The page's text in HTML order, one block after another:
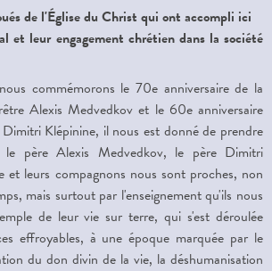
de l'Église du Christ qui ont accompli ici
et leur engagement chrétien dans la société
commémorons le 70e anniversaire de la
Alexis Medvedkov et le 60e anniversaire
Klépinine, il nous est donné de prendre
le père Alexis Medvedkov, le père Dimitri
et leurs compagnons nous sont proches, non
mais surtout par l'enseignement qu'ils nous
de leur vie sur terre, qui s'est déroulée
effroyables, à une époque marquée par le
du don divin de la vie, la déshumanisation